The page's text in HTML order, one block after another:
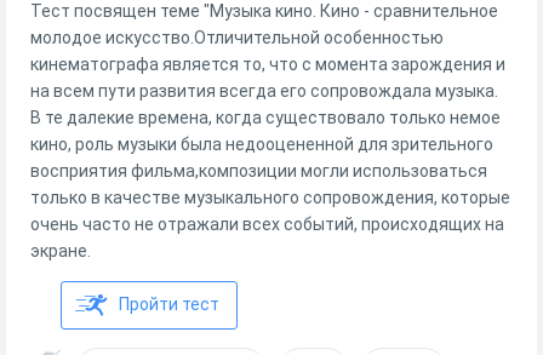
Тест посвящен теме "Музыка кино. Кино - сравнительное
молодое искусство.Отличительной особенностью
кинематографа является то, что с момента зарождения и
на всем пути развития всегда его сопровождала музыка.
В те далекие времена, когда существовало только немое
кино, роль музыки была недооцененной для зрительного
восприятия фильма,композиции могли использоваться
только в качестве музыкального сопровождения, которые
очень часто не отражали всех событий, происходящих на
экране.
Пройти тест